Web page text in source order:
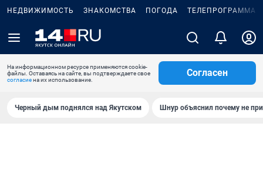
НЕДВИЖИМОСТЬ ЗНАКОМСТВА ПОГОДА ТЕЛЕПРОГРАММА
На информационном ресурсе применяются cookie-
файлы. Оставаясь на сайте, вы подтверждаете свое
согласиена их использование.
Согласен
Черный дым поднялся над Якутском Шнур объяснил почему не